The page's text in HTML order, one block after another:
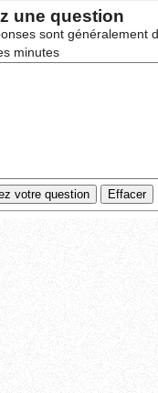
une question
sont généralement
minutes